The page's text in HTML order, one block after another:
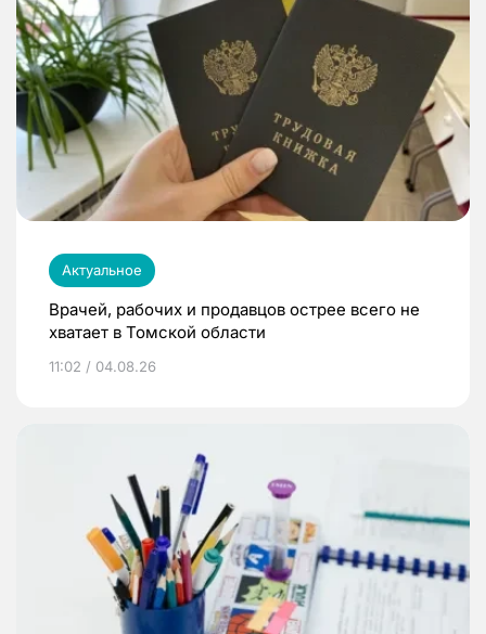
Актуальное
Врачей, рабочих и продавцов острее всего не
хватает в Томской области
11:02 / 04.08.26